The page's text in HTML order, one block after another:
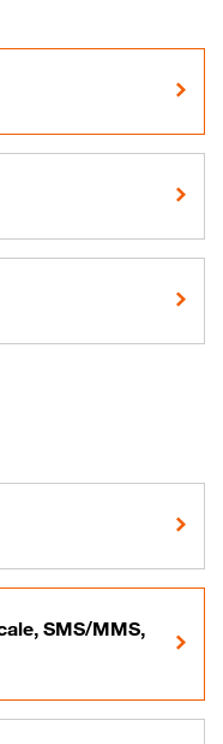
SMS/MMS,